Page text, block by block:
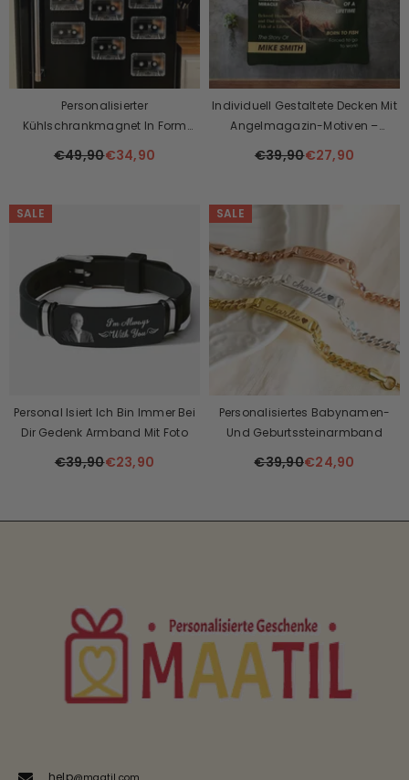
Personalisierter
Kühlschrankmagnet In Form
Musikwiedergabefunktion
€49,90€34,90
Individuell Gestaltete Decken Mit
Angelmagazin-Motiven –
Angelbegeisterte, Perfekt Für
Geschenkideen Für Angler.
€39,90€27,90
SALE
Personal Isiert Ich Bin Immer Bei
Dir Gedenk Armband Mit Foto
€39,90€23,90
SALE
Personalisiertes Babynamen-
Und Geburtssteinarmband
€39,90€24,90